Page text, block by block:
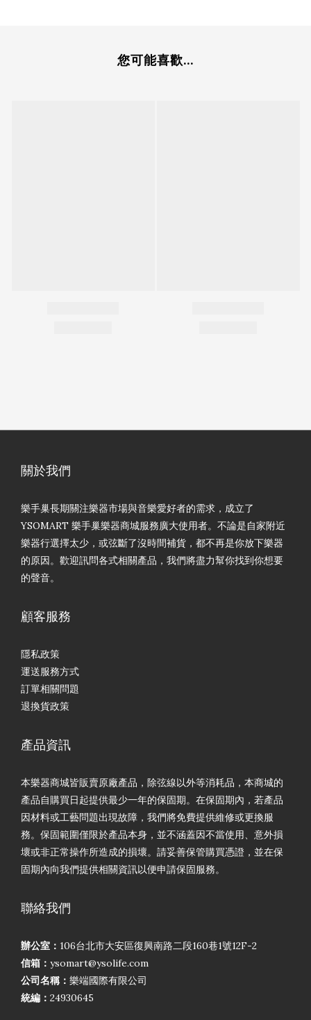
您可能喜歡...
關於我們
樂手巢長期關注樂器市場與音樂愛好者的需求，成立了
YSOMART 樂手巢樂器商城服務廣大使用者。不論是自家附近
樂器行選擇太少，或弦斷了沒時間補貨，都不再是你放下樂器
的原因。歡迎訊問各式相關產品，我們將盡力幫你找到你想要
的聲音。
顧客服務
隱私政策
運送服務方式
訂單相關問題
退換貨政策
產品資訊
本樂器商城皆販賣原廠產品，除弦線以外等消耗品，本商城的
產品自購買日起提供最少一年的保固期。在保固期內，若產品
因材料或工藝問題出現故障，我們將免費提供維修或更換服
務。保固範圍僅限於產品本身，並不涵蓋因不當使用、意外損
壞或非正常操作所造成的損壞。請妥善保管購買憑證，並在保
固期內向我們提供相關資訊以便申請保固服務。
聯絡我們
辦公室： 106台北市大安區復興南路二段160巷1號12F-2
信箱： ysomart@ysolife.com
公司名稱： 樂端國際有限公司
統編： 24930645